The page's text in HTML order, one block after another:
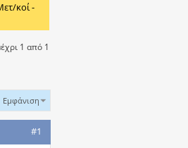
κοί -
1 από 1
Εμφάνιση
#1